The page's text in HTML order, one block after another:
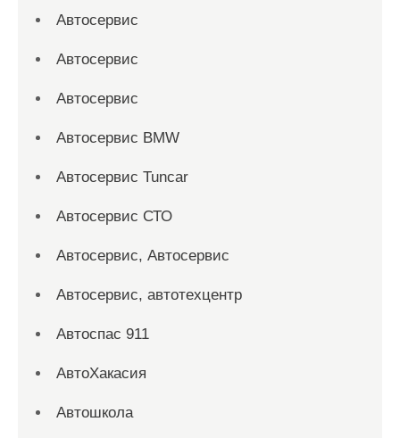
Автосервис
Автосервис
Автосервис
Автосервис BMW
Автосервис Tuncar
Автосервис СТО
Автосервис, Автосервис
Автосервис, автотехцентр
Автоспас 911
АвтоХакасия
Автошкола